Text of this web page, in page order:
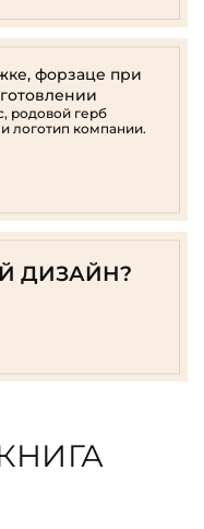
форзаце при
родовой герб
логотип компании.
ДИЗАЙН?